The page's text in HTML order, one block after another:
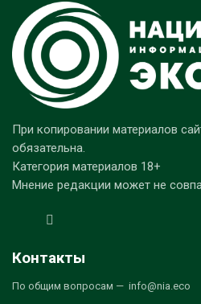
При копировании материалов
обязательна.
Категория материалов 18+
Мнение редакции может не
Контакты
По общим вопросам — info@nia.eco